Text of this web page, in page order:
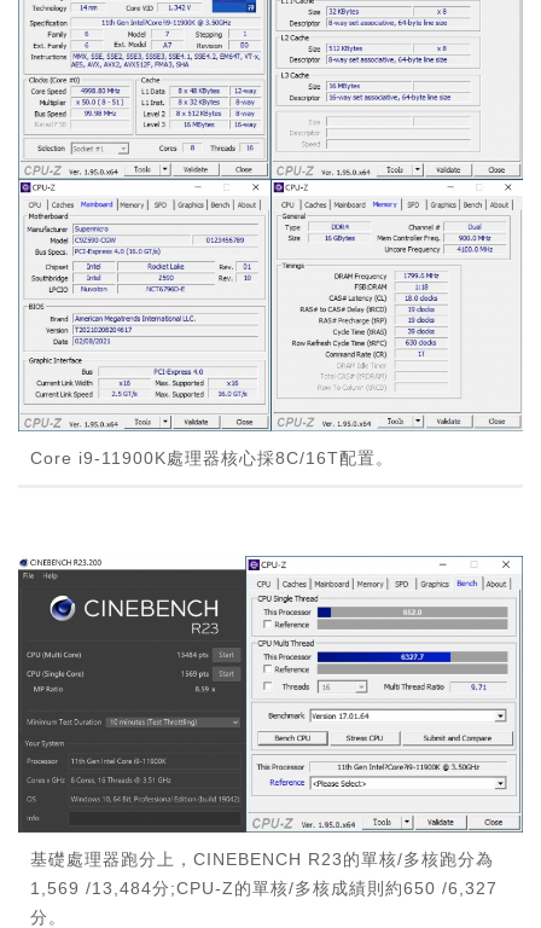
Core i9-11900K處理器核心採8C/16T配置。
基礎處理器跑分上，CINEBENCH R23的單核/多核跑分為
1,569 /13,484分;CPU-Z的單核/多核成績則約650 /6,327
分。